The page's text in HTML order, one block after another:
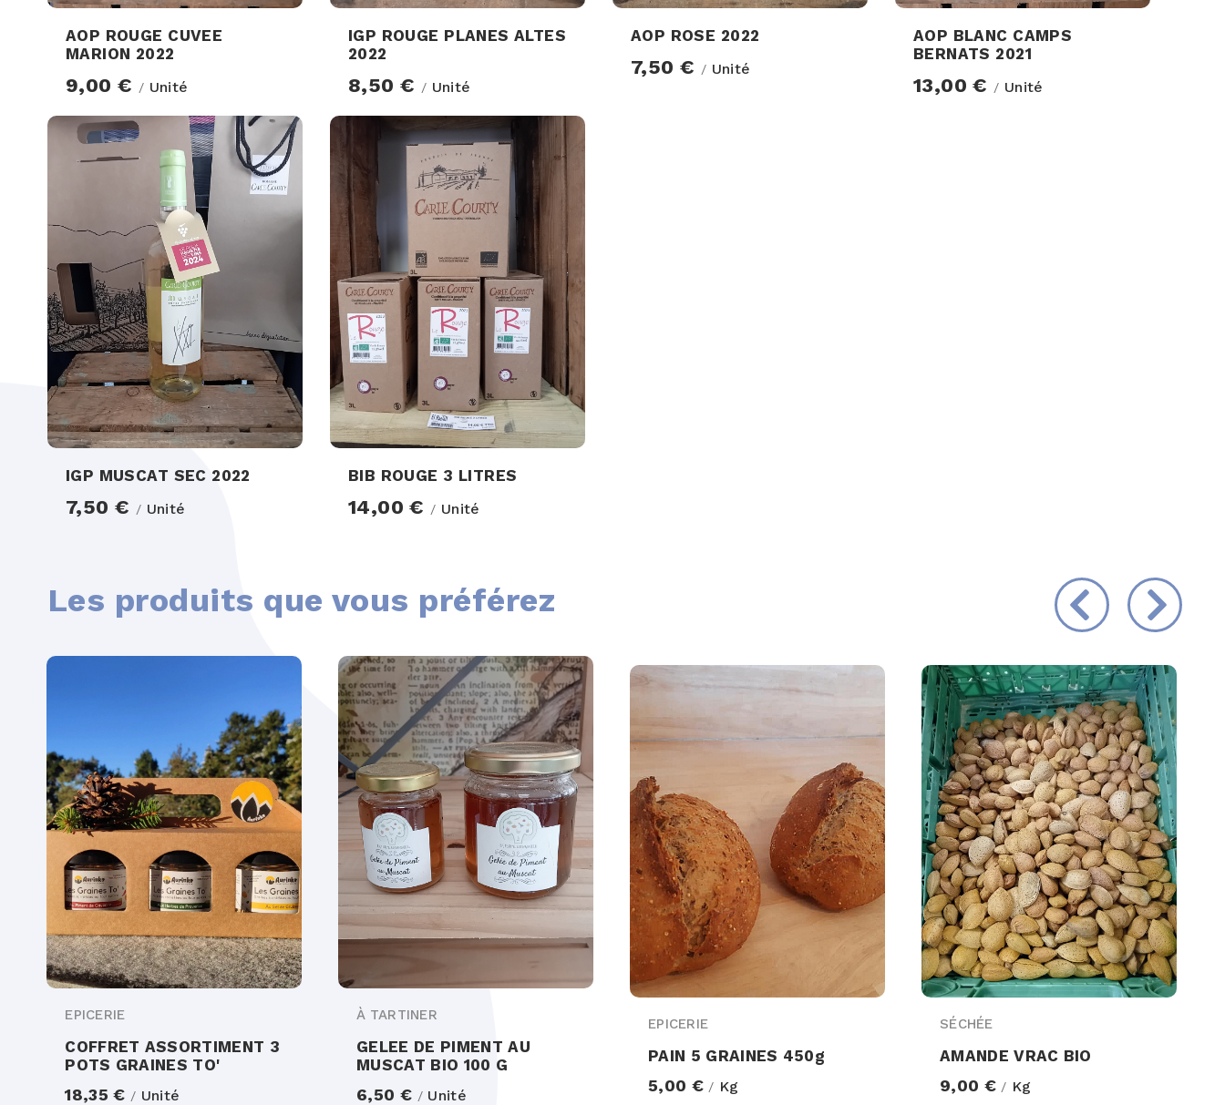
AOP ROUGE CUVEE
MARION 2022
9,00 € / Unité
IGP ROUGE PLANES ALTES
2022
8,50 € / Unité
AOP ROSE 2022
7,50 € / Unité
AOP BLANC CAMPS
BERNATS 2021
13,00 € / Unité
IGP MUSCAT SEC 2022
7,50 € / Unité
BIB ROUGE 3 LITRES
14,00 € / Unité
Les produits que vous préférez
EPICERIE
COFFRET ASSORTIMENT 3
POTS GRAINES TO'
18,35 € / Unité
À TARTINER
GELEE DE PIMENT AU
MUSCAT BIO 100 G
6,50 € / Unité
EPICERIE
PAIN 5 GRAINES 450g
5,00 € / Kg
SÉCHÉE
AMANDE VRAC BIO
9,00 € / Kg